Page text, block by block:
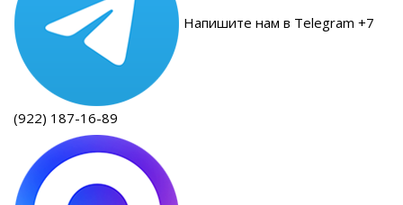
Напишите нам в Telegram +7
(922) 187-16-89